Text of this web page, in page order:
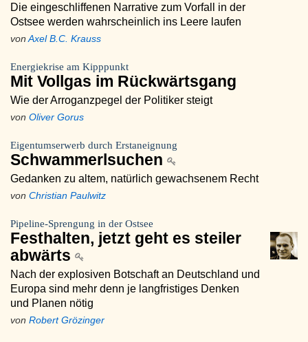
Die eingeschliffenen Narrative zum Vorfall in der
Ostsee werden wahrscheinlich ins Leere laufen
von Axel B.C. Krauss
Energiekrise am Kipppunkt
Mit Vollgas im Rückwärtsgang
Wie der Arroganzpegel der Politiker steigt
von Oliver Gorus
Eigentumserwerb durch Erstaneignung
Schwammerlsuchen
Gedanken zu altem, natürlich gewachsenem Recht
von Christian Paulwitz
Pipeline-Sprengung in der Ostsee
Festhalten, jetzt geht es steiler
abwärts
Nach der explosiven Botschaft an Deutschland und
Europa sind mehr denn je langfristiges Denken
und Planen nötig
von Robert Grözinger